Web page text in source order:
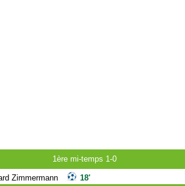
1ère mi-temps 1-0
Zimmermann
18'